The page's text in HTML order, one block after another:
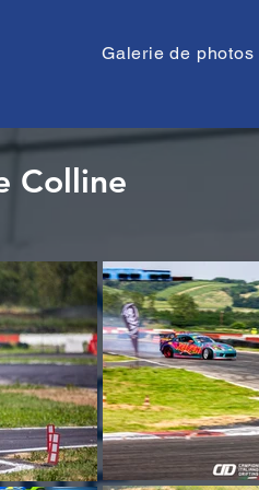
Galerie de photos
Colline